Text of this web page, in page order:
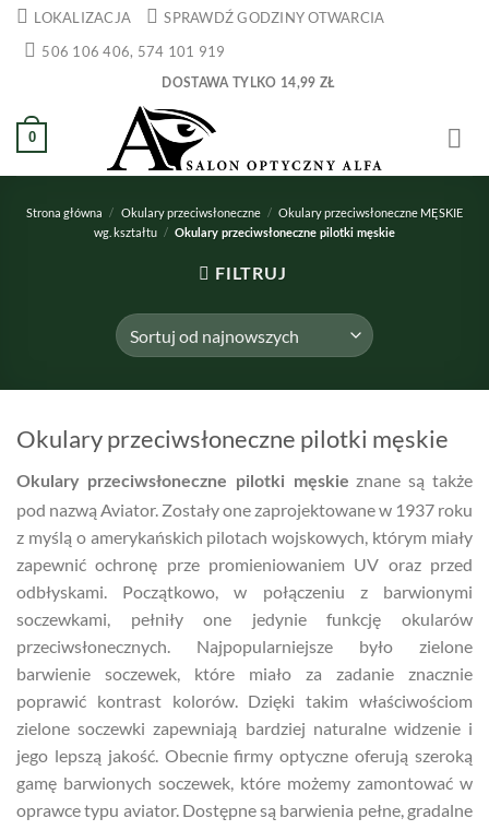
PrzewińLOKALIZACJA
SPRAWDŹ GODZINY OTWARCIA
506 106 406, 574 101 919
DOSTAWA TYLKO 14,99 ZŁ
0
Strona główna / Okulary przeciwsłoneczne / Okulary przeciwsłoneczne MĘSKIE
wg. kształtu / Okulary przeciwsłoneczne pilotki męskie
FILTRUJ
Okulary przeciwsłoneczne pilotki męskie
Okulary przeciwsłoneczne pilotki męskie znane są także
pod nazwą Aviator. Zostały one zaprojektowane w 1937 roku
z myślą o amerykańskich pilotach wojskowych, którym miały
zapewnić ochronę prze promieniowaniem UV oraz przed
odbłyskami. Początkowo, w połączeniu z barwionymi
soczewkami, pełniły one jedynie funkcję okularów
przeciwsłonecznych. Najpopularniejsze było zielone
barwienie soczewek, które miało za zadanie znacznie
poprawić kontrast kolorów. Dzięki takim właściwościom
zielone soczewki zapewniają bardziej naturalne widzenie i
jego lepszą jakość. Obecnie firmy optyczne oferują szeroką
gamę barwionych soczewek, które możemy zamontować w
oprawce typu aviator. Dostępne są barwienia pełne, gradalne